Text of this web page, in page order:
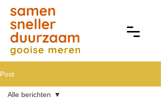
Post
Alle berichten